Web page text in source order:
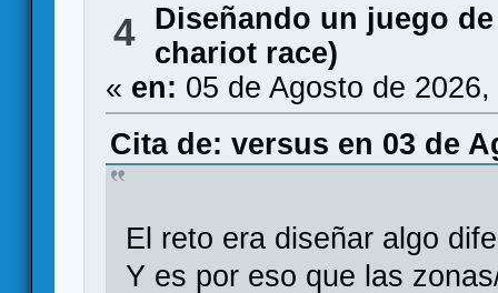
4
Diseñando un juego
chariot race)
« en: 05 de Agosto de
Cita de: versus en 03 de
El reto era diseñar algo
Y es por eso que las